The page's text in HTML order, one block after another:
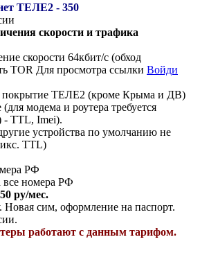
ТЕЛЕ2 - 350
скорости и трафика
скорости 64кбит/c (обход
TOR Для просмотра ссылки Войди
покрытие ТЕЛЕ2 (кроме Крыма и ДВ)
модема и роутера требуется
- TTL, Imei).
устройства по умолчанию не
TTL)
РФ
номера РФ
ру/мес.
Новая сим, оформление на паспорт.
работают с данным тарифом.